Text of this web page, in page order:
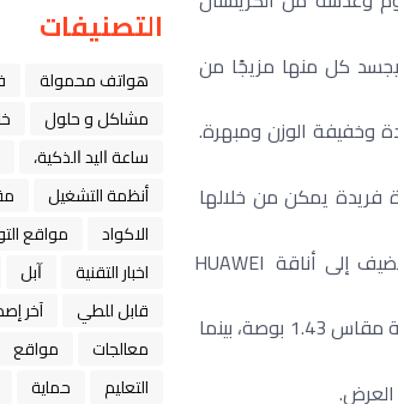
على الرغم من أن هذه الميزة موجودة غالبًا في الساعات التقليدية الراقية، إلا أنها تضيف إلى أناقة HUAWEI
التصنيفات
هواتف محمولة
مشاكل و حلول
ﺳﺎﻋﺔ ﺍﻟﻴﺪ ﺍﻟﺬﻛﻴﺔ،
أنظمة التشغيل
الاكواد
مواقع
اخبار التقنية
ﺁﺑﻞ
قابل للطي
آخر
معالجات
مواقع
التعليم
حماية